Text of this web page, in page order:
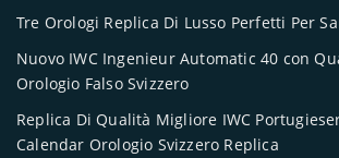
Tre Orologi Replica Di Lusso Perfetti Per
Nuovo IWC Ingenieur Automatic 40 con
Orologio Falso Svizzero
Replica Di Qualità Migliore IWC
Calendar Orologio Svizzero Replica